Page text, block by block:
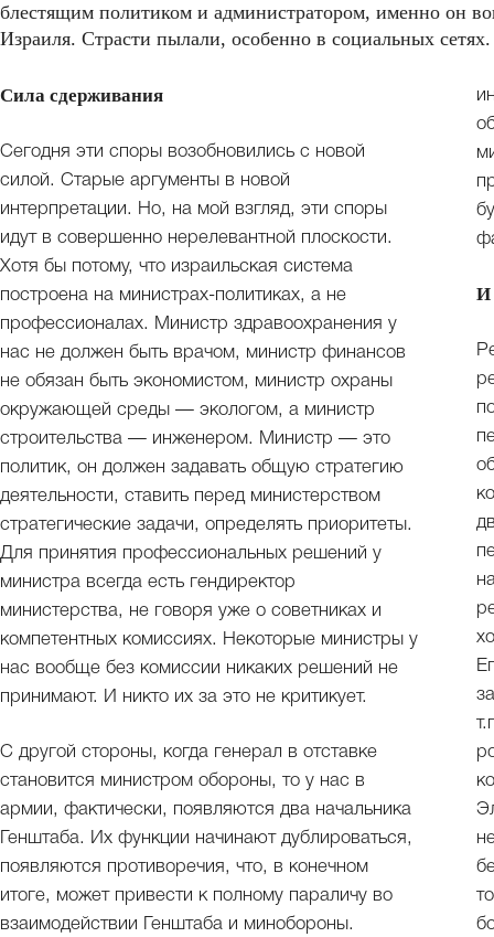
блестящим политиком и администратором, именно он
Израиля. Страсти пылали, особенно в социальных сетях.
Сила сдерживания
Сегодня эти споры возобновились с новой
силой. Старые аргументы в новой
интерпретации. Но, на мой взгляд, эти споры
идут в совершенно нерелевантной плоскости.
Хотя бы потому, что израильская система
построена на министрах-политиках, а не
профессионалах. Министр здравоохранения у
нас не должен быть врачом, министр финансов
не обязан быть экономистом, министр охраны
окружающей среды — экологом, а министр
строительства — инженером. Министр — это
политик, он должен задавать общую стратегию
деятельности, ставить перед министерством
стратегические задачи, определять приоритеты.
Для принятия профессиональных решений у
министра всегда есть гендиректор
министерства, не говоря уже о советниках и
компетентных комиссиях. Некоторые министры у
нас вообще без комиссии никаких решений не
принимают. И никто их за это не критикует.
С другой стороны, когда генерал в отставке
становится министром обороны, то у нас в
армии, фактически, появляются два начальника
Генштаба. Их функции начинают дублироваться,
появляются противоречия, что, в конечном
итоге, может привести к полному параличу во
взаимодействии Генштаба и минобороны.
И